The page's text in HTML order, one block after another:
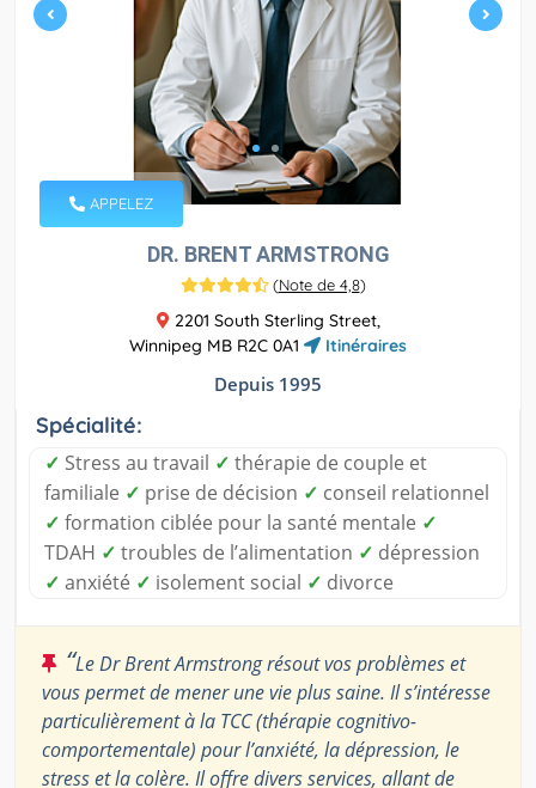
APPELEZ
DR. BRENT ARMSTRONG
(Note de 4,8)
2201 South Sterling Street,
Winnipeg MB R2C 0A1
Itinéraires
Depuis 1995
Spécialité:
✓ Stress au travail ✓ thérapie de couple et
familiale ✓ prise de décision ✓ conseil relationnel
✓ formation ciblée pour la santé mentale ✓
TDAH ✓ troubles de l’alimentation ✓ dépression
✓ anxiété ✓ isolement social ✓ divorce
“Le Dr Brent Armstrong résout vos problèmes et
vous permet de mener une vie plus saine. Il s’intéresse
particulièrement à la TCC (thérapie cognitivo-
comportementale) pour l’anxiété, la dépression, le
stress et la colère. Il offre divers services, allant de